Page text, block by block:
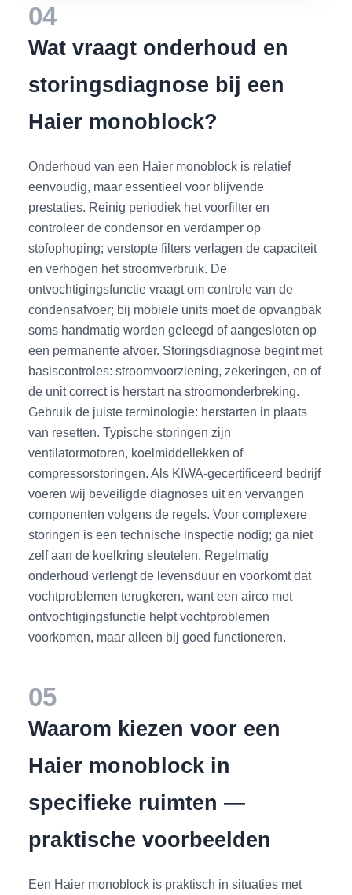
04
Wat vraagt onderhoud en
storingsdiagnose bij een
Haier monoblock?
Onderhoud van een Haier monoblock is relatief
eenvoudig, maar essentieel voor blijvende
prestaties. Reinig periodiek het voorfilter en
controleer de condensor en verdamper op
stofophoping; verstopte filters verlagen de capaciteit
en verhogen het stroomverbruik. De
ontvochtigingsfunctie vraagt om controle van de
condensafvoer; bij mobiele units moet de opvangbak
soms handmatig worden geleegd of aangesloten op
een permanente afvoer. Storingsdiagnose begint met
basiscontroles: stroomvoorziening, zekeringen, en of
de unit correct is herstart na stroomonderbreking.
Gebruik de juiste terminologie: herstarten in plaats
van resetten. Typische storingen zijn
ventilatormotoren, koelmiddellekken of
compressorstoringen. Als KIWA-gecertificeerd bedrijf
voeren wij beveiligde diagnoses uit en vervangen
componenten volgens de regels. Voor complexere
storingen is een technische inspectie nodig; ga niet
zelf aan de koelkring sleutelen. Regelmatig
onderhoud verlengt de levensduur en voorkomt dat
vochtproblemen terugkeren, want een airco met
ontvochtigingsfunctie helpt vochtproblemen
voorkomen, maar alleen bij goed functioneren.
05
Waarom kiezen voor een
Haier monoblock in
specifieke ruimten —
praktische voorbeelden
Een Haier monoblock is praktisch in situaties met